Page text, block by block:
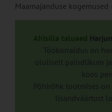
Maamajanduse kogemused
Töökorraldus on
oluliselt paindlikum
koos
Põhirõhk tootmises
lisandväärtust